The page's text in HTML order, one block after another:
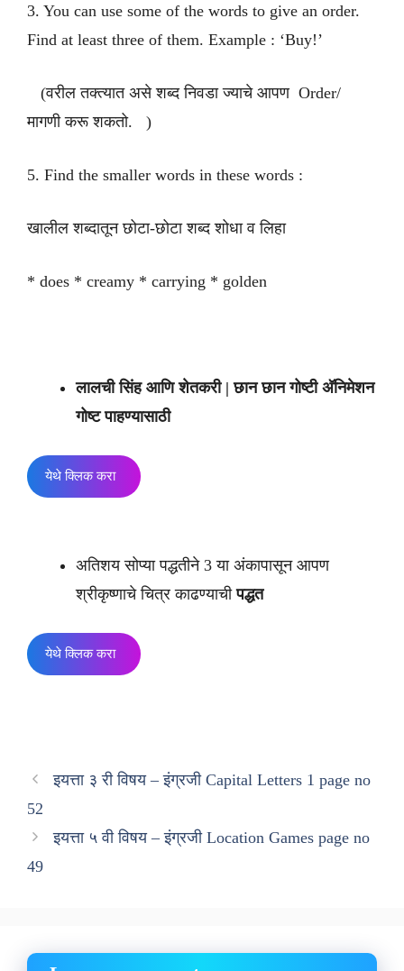
3. You can use some of the words to give an order.
Find at least three of them. Example : ‘Buy!’
(वरील तक्त्यात असे शब्द निवडा ज्याचे आपण Order/
मागणी करू शकतो. )
5. Find the smaller words in these words :
खालील शब्दातून छोटा-छोटा शब्द शोधा व लिहा
* does * creamy * carrying * golden
लालची सिंह आणि शेतकरी | छान छान गोष्टी अ‍ॅनिमेशन
गोष्ट पाहण्यासाठी
येथे क्लिक करा
अतिशय सोप्या पद्धतीने 3 या अंकापासून आपण
श्रीकृष्णाचे चित्र काढण्याचीपद्धत
येथे क्लिक करा
इयत्ता ३ री विषय – इंग्रजी Capital Letters 1 page no
52
इयत्ता ५ वी विषय – इंग्रजी Location Games page no
49